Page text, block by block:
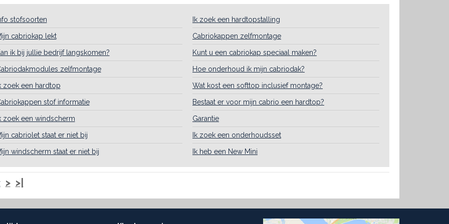
stofsoorten Ik zoek een hardtopstalling
cabriokap lekt Cabriokappen zelfmontage
ik bij jullie bedrijf langskomen? Kunt u een cabriokap speciaal maken?
zelfmontage Hoe onderhoud ik mijn cabriodak?
zoek een hardtop Wat kost een softtop inclusief montage?
stof informatie Bestaat er voor mijn cabrio een hardtop?
zoek een windscherm Garantie
cabriolet staat er niet bij Ik zoek een onderhoudsset
windscherm staat er niet bij Ik heb een New Mini
> >|